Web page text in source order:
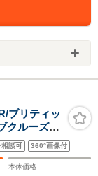
ブリティッ
クルーズコ
ョン/純正バ
相談可 360°画像付
本体価格